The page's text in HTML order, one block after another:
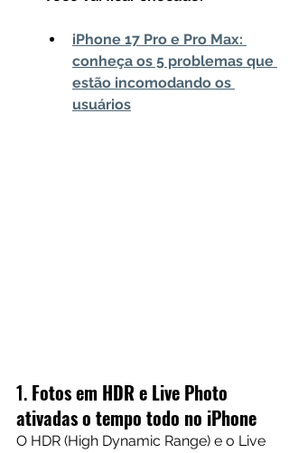
iPhone 17 Pro e Pro Max:
conheça os 5 problemas que
estão incomodando os
usuários
1. Fotos em HDR e Live Photo
ativadas o tempo todo no iPhone
O HDR (High Dynamic Range) e o Live